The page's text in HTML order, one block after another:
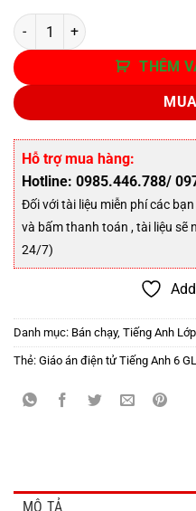
Số lượng
THÊM
Hỗ trợ mua hàng:
Hotline: 0985.446.788/
Đối với tài liệu miễn phí các
và bấm thanh toán , tài liệu
24/7)
Danh mục: Bán chạy, Tiếng Anh
Thẻ: Giáo án điện tử Tiếng Anh 6
MÔ TẢ